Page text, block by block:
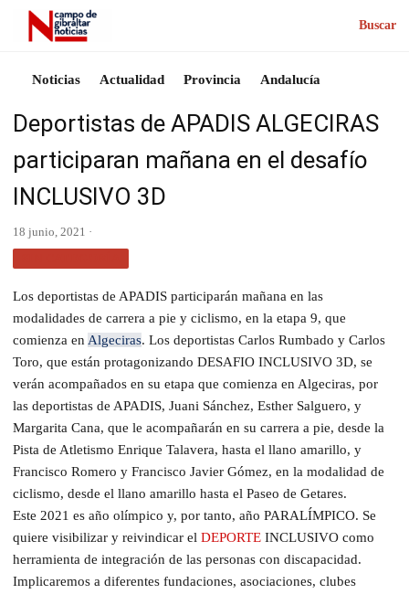
Buscar
Noticias Actualidad Provincia Andalucía
Deportistas de APADIS ALGECIRAS
participaran mañana en el desafío
INCLUSIVO 3D
18 junio, 2021 ·
Los deportistas de APADIS participarán mañana en las
modalidades de carrera a pie y ciclismo, en la etapa 9, que
comienza en Algeciras. Los deportistas Carlos Rumbado y Carlos
Toro, que están protagonizando DESAFIO INCLUSIVO 3D, se
verán acompañados en su etapa que comienza en Algeciras, por
las deportistas de APADIS, Juani Sánchez, Esther Salguero, y
Margarita Cana, que le acompañarán en su carrera a pie, desde la
Pista de Atletismo Enrique Talavera, hasta el llano amarillo, y
Francisco Romero y Francisco Javier Gómez, en la modalidad de
ciclismo, desde el llano amarillo hasta el Paseo de Getares.
Este 2021 es año olímpico y, por tanto, año PARALÍMPICO. Se
quiere visibilizar y reivindicar el DEPORTE INCLUSIVO como
herramienta de integración de las personas con discapacidad.
Implicaremos a diferentes fundaciones, asociaciones, clubes